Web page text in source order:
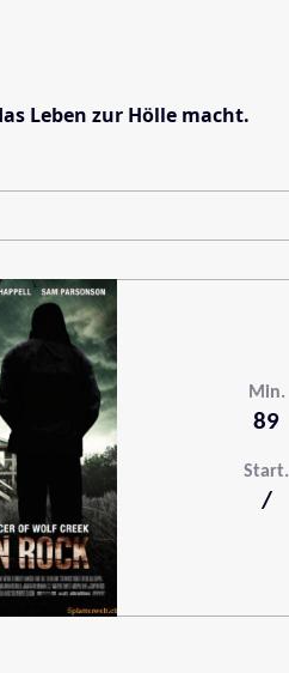
Leben zur Hölle macht.
Min.
89
Start.
/